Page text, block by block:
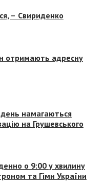
– Свириденко
отримають адресну
намагаються
на Грушевського
о 9:00 у хвилину
та Гімн України